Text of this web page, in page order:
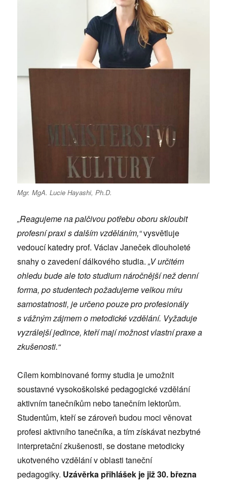
Mgr. MgA. Lucie Hayashi, Ph.D.
„Reagujeme na palčivou potřebu oboru skloubit
profesní praxi s dalším vzděláním,“vysvětluje
vedoucí katedry prof. Václav Janeček dlouholeté
snahy o zavedení dálkového studia.„V určitém
ohledu bude ale toto studium náročnější než denní
forma, po studentech požadujeme velkou míru
samostatnosti, je určeno pouze pro profesionály
s vážným zájmem o metodické vzdělání. Vyžaduje
vyzrálejší jedince, kteří mají možnost vlastní praxe a
zkušenosti.“
Cílem kombinované formy studia je umožnit
soustavné vysokoškolské pedagogické vzdělání
aktivním tanečníkům nebo tanečním lektorům.
Studentům, kteří se zároveň budou moci věnovat
profesi aktivního tanečníka, a tím získávat nezbytné
interpretační zkušenosti, se dostane metodicky
ukotveného vzdělání v oblasti taneční
pedagogiky. Uzávěrka přihlášek je již 30. března